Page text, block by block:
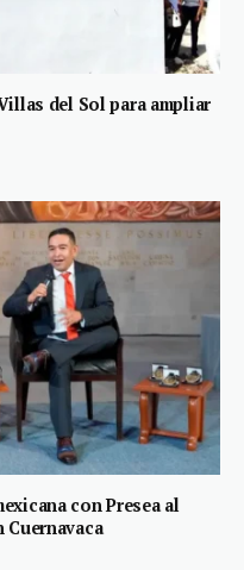
del Sol para ampliar
con Presea al